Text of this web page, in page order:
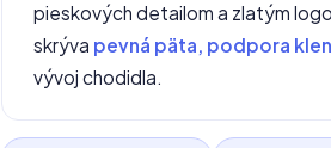
pieskových detailom a zlatým
skrýva pevná päta, podpora
vývoj chodidla.